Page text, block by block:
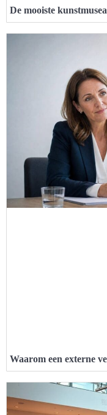
De mooiste
Waarom een externe